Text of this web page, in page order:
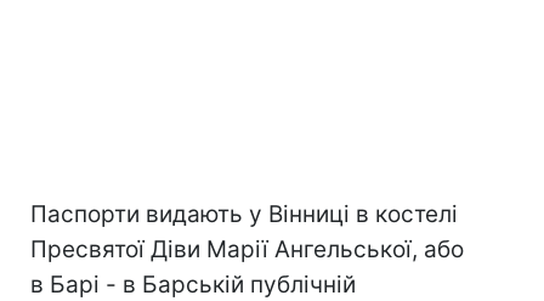
Паспорти видають у Вінниці в костелі
Пресвятої Діви Марії Ангельської, або
в Барі - в Барській публічній